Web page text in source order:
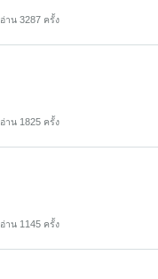
อ่าน 3287 ครั้ง
อ่าน 1825 ครั้ง
อ่าน 1145 ครั้ง